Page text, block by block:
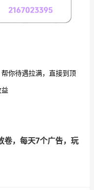
你待遇拉满，直接到顶
卷，每天7个广告，玩